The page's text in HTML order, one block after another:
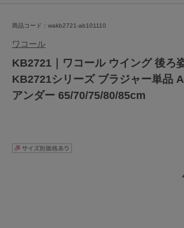
商品コード：wakb2721-ab101110
ワコール
KB2721｜ワコール ウイング 後ろ
KB2721シリーズ ブラジャー単品
アンダー 65/70/75/80/85cm